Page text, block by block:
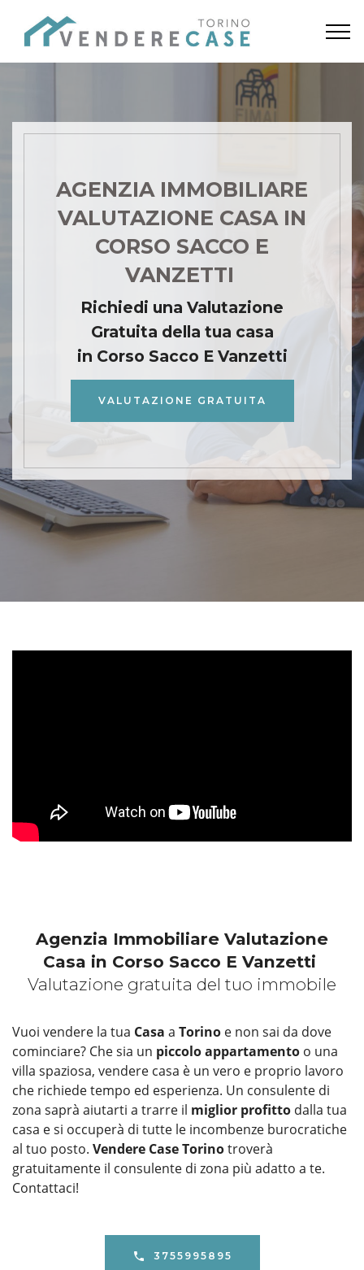
AGENZIA IMMOBILIARE
VALUTAZIONE CASA IN
CORSO SACCO E
VANZETTI
Richiedi una Valutazione
Gratuita della tua casa
in Corso Sacco E Vanzetti
VALUTAZIONE GRATUITA
Agenzia Immobiliare Valutazione
Casa in Corso Sacco E Vanzetti
Valutazione gratuita del tuo immobile
Vuoi vendere la tua Casa a Torino e non sai da dove
cominciare? Che sia un piccolo appartamento o una
villa spaziosa, vendere casa è un vero e proprio lavoro
che richiede tempo ed esperienza. Un consulente di
zona saprà aiutarti a trarre il miglior profitto dalla tua
casa e si occuperà di tutte le incombenze burocratiche
al tuo posto. Vendere Case Torinotroverà
gratuitamente il consulente di zona più adatto a te.
Contattaci!
3755995895